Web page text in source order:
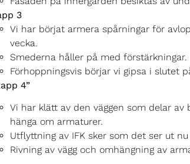
3
Vi har börjat armera spårningar för
vecka.
Smederna håller på med förstärkningar.
Förhoppningsvis börjar vi gipsa i slutet
4”
Vi har klätt av den väggen som delar
hänga om armaturer.
Utflyttning av IFK sker som det ser ut
Rivning av vägg och omhängning av